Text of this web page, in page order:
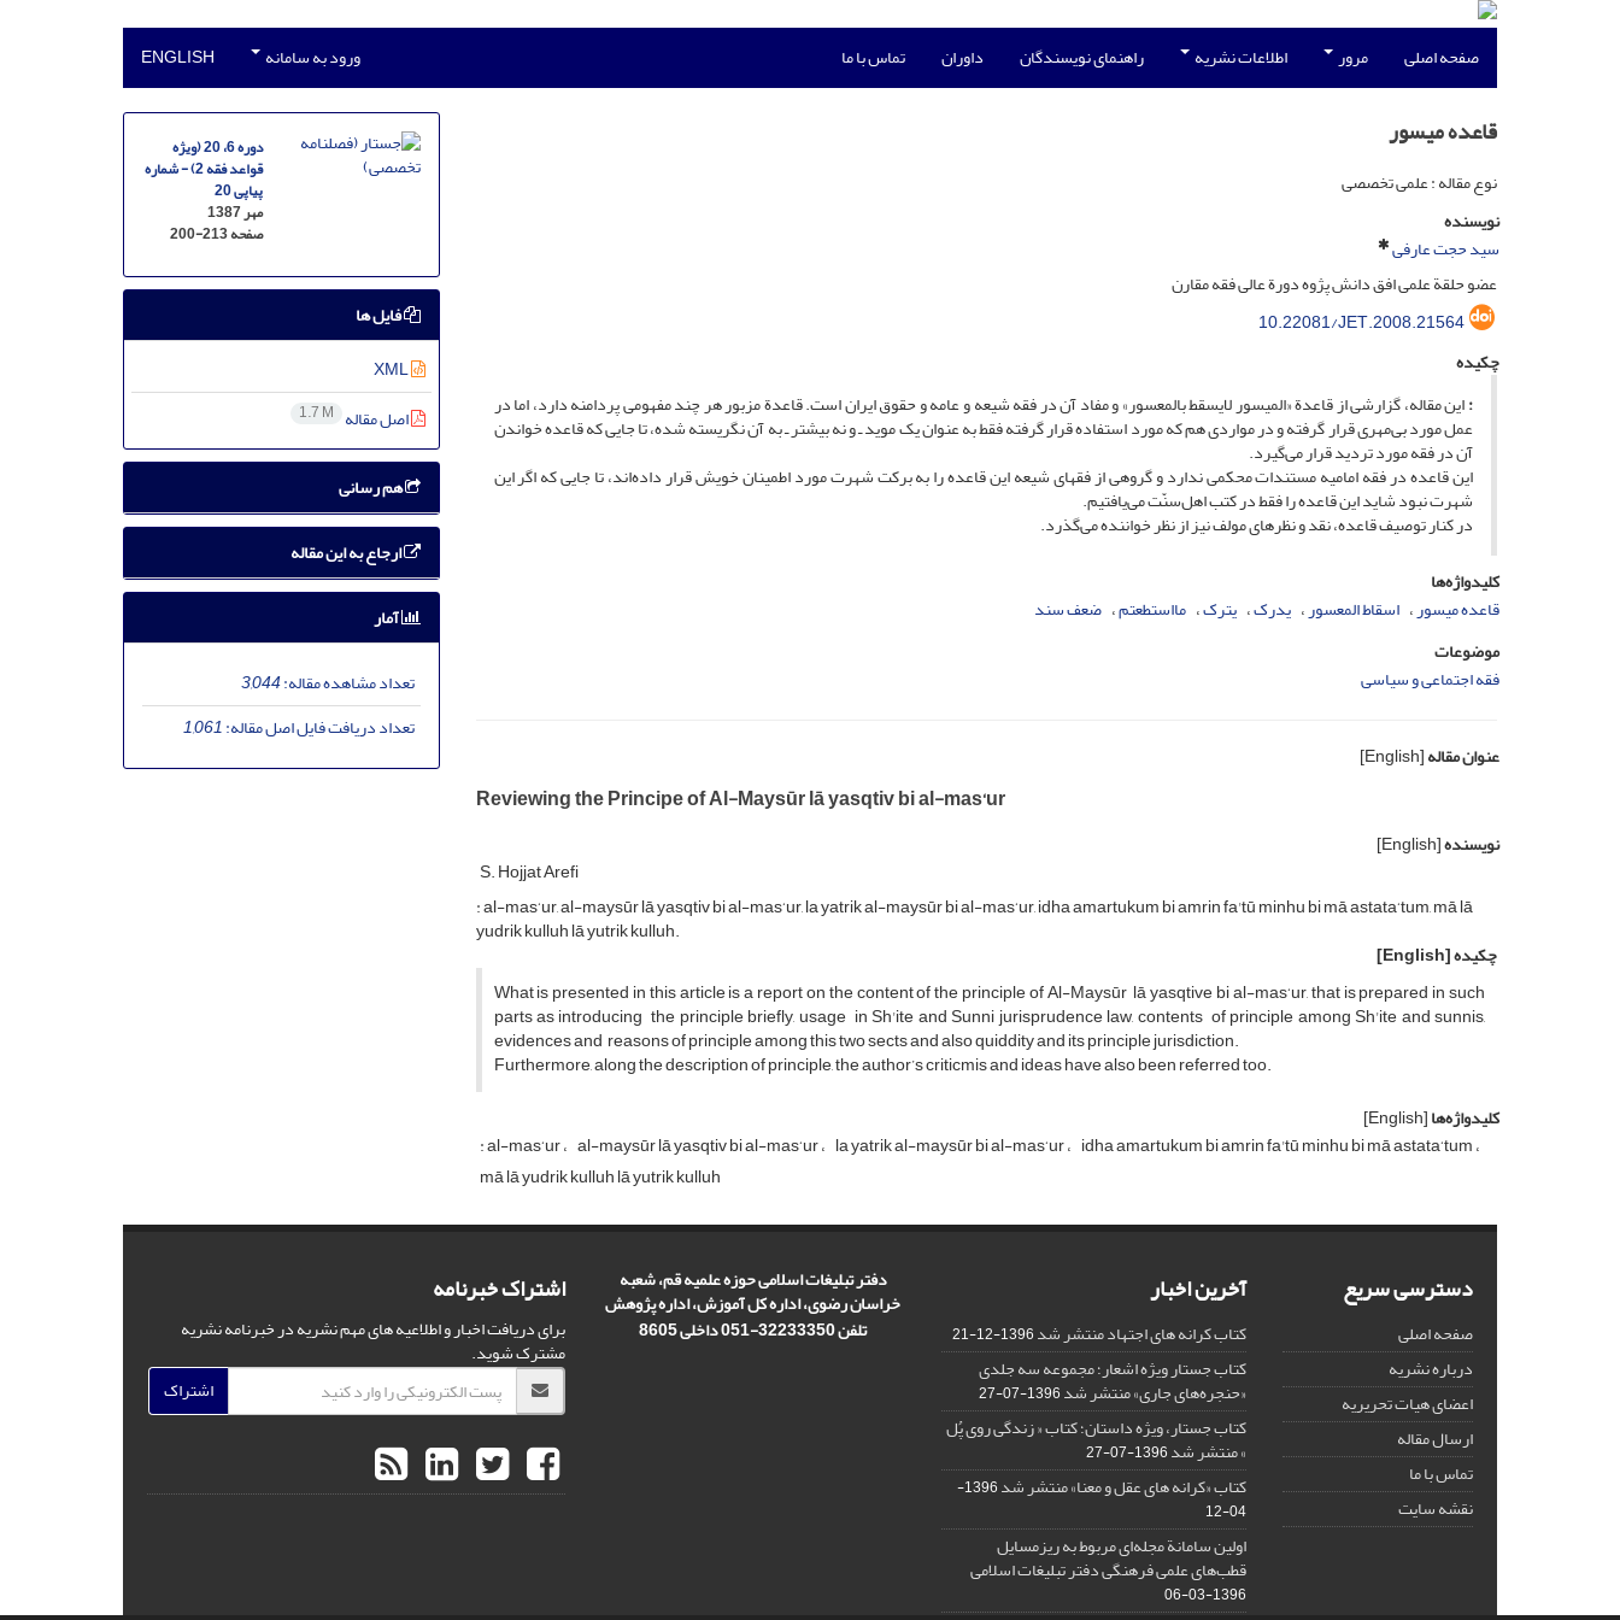
صفحه اصلی مرور اطلاعات نشریه راهنمای نویسندگان داوران تماس با ما ورود به سامانه ENGLISH
قاعده میسور
نوع مقاله : علمی تخصصی
نویسنده
سید حجت عارفی
عضو حلقة علمی افق دانش پژوه دورة عالی فقه مقارن
10.22081/JET.2008.21564
چکیده
:این مقاله، گزارشی از قاعدة «المیسور لایسقط بالمعسور» و مفاد آن در فقه شیعه و عامه و حقوق ایران است. قاعدة مزبور هر چند مفهومی پردامنه دارد، اما در
عمل مورد بی‌مهری قرار گرفته و در مواردی هم که مورد استفاده قرار گرفته فقط به عنوان یک موید ـ و نه بیشتر ـ به آن نگریسته شده، تا جایی که قاعده‌ خواندن
آن در فقه مورد تردید قرار می‌گیرد.
این قاعده در فقه امامیه مستندات محکمی ندارد و گروهی از فقهای شیعه این قاعده را به برکت شهرت مورد اطمینان خویش قرار داده‌اند، تا جایی که اگر این
شهرت نبود شاید این قاعده را فقط در کتب اهل‌سنّت می‌یافتیم.
در کنار توصیف قاعده، نقد و نظرهای مولف نیز از نظر خواننده می‌گذرد.
کلیدواژه‌ها
قاعده میسور اسقاط المعسور یدرک یترک مااستطعتم ضعف سند
موضوعات
فقه اجتماعی و سیاسی
عنوان مقاله[English]
Reviewing the Principe of Al-Maysūr lā yasqtiv bi al-mas‘ur
نویسنده[English]
S. Hojjat Arefi
: al-mas‘ur, al-maysūr lā yasqtiv bi al-mas‘ur, la yatrik al-maysūr bi al-mas‘ur, idha amartukum bi amrin fa'tū minhu bi mā astata‘tum, mā lā
yudrik kulluh lā yutrik kulluh.
چکیده[English]
What is presented in this article is a report on the content of the principle of Al-Maysūr lā yasqtive bi al-mas‘ur, that is prepared in such
parts as introducing the principle briefly, usage in Sh'ite and Sunni jurisprudence law, contents of principle among Sh'ite and sunnis,
evidences and reasons of principle among this two sects and also quiddity and its principle jurisdiction.
Furthermore, along the description of principle, the author’s criticmis and ideas have also been referred too.
کلیدواژه‌ها[English]
: al-mas‘ur al-maysūr lā yasqtiv bi al-mas‘ur la yatrik al-maysūr bi al-mas‘ur idha amartukum bi amrin fa'tū minhu bi mā astata‘tum
mā lā yudrik kulluh lā yutrik kulluh
دوره 6، 20 (ویژه
قواعد فقه 2) - شماره
پیاپی 20
مهر 1387
صفحه200-213
فایل ها
XML
اصل مقاله 1.7 M
هم رسانی
ارجاع به این مقاله
آمار
تعداد مشاهده مقاله:3,044
تعداد دریافت فایل اصل مقاله:1,061
دسترسی سریع
صفحه اصلی
درباره نشریه
اعضای هیات تحریریه
ارسال مقاله
تماس با ما
نقشه سایت
آخرین اخبار
کتاب کرانه های اجتهاد منتشر شد1396-12-21
کتاب جستار ویژه اشعار؛ مجموعه سه جلدی
«حنجره‌های جاری» منتشر شد1396-07-27
کتاب جستار، ویژه داستان؛ کتاب « زندگی روی پُل
» منتشر شد1396-07-27
کتاب «کرانه های عقل و معنا» منتشر شد
1396-
04-12
اولین سامانة مجله‌ای مربوط به ریزمسایل‌
قطب‌های علمی فرهنگی دفتر تبلیغات اسلامی
1396-03-06
دفتر تبلیغات اسلامی حوزه علمیه قم، شعبه
خراسان رضوی، اداره کل آموزش، اداره پژوهش
تلفن 32233350-051 داخلی 8605
اشتراک خبرنامه
برای دریافت اخبار و اطلاعیه های مهم نشریه در خبرنامه نشریه
مشترک شوید.
اشتراک